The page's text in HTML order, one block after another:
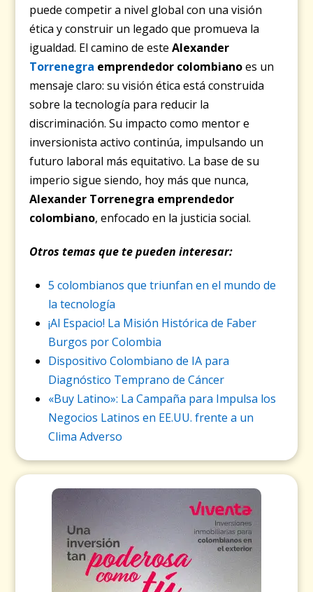
puede competir a nivel global con una visión
ética y construir un legado que promueva la
igualdad. El camino de esteAlexander
Torrenegra emprendedor colombianoes un
mensaje claro: su visión ética está construida
sobre la tecnología para reducir la
discriminación. Su impacto como mentor e
inversionista activo continúa, impulsando un
futuro laboral más equitativo. La base de su
imperio sigue siendo, hoy más que nunca,
Alexander Torrenegra emprendedor
colombiano, enfocado en la justicia social.
Otros temas que te pueden interesar:
5 colombianos que triunfan en el mundo de
la tecnología
¡Al Espacio! La Misión Histórica de Faber
Burgos por Colombia
Dispositivo Colombiano de IA para
Diagnóstico Temprano de Cáncer
«Buy Latino»: La Campaña para Impulsa los
Negocios Latinos en EE.UU. frente a un
Clima Adverso